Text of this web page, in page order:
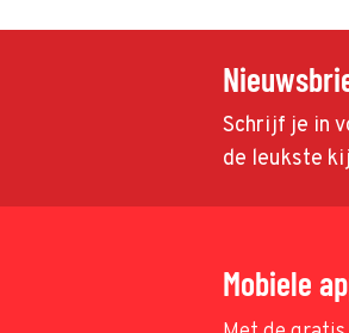
Schrijf je in
de leukste
Mobiele